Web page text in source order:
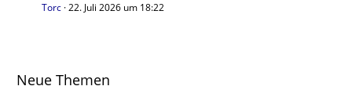
Torc 22. Juli 2026 um 18:22
Neue Themen